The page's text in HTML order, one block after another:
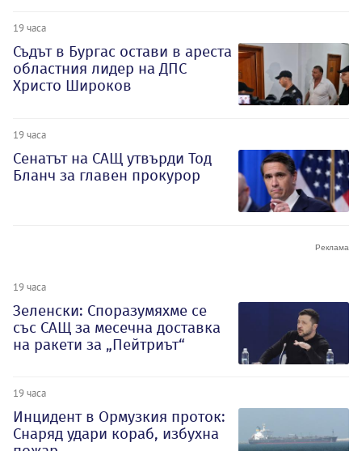
19 часа
Съдът в Бургас остави в ареста
областния лидер на ДПС
Христо Широков
19 часа
Сенатът на САЩ утвърди Тод
Бланч за главен прокурор
19 часа
Зеленски: Споразумяхме се
със САЩ за месечна доставка
на ракети за „Пейтриът“
19 часа
Инцидент в Ормузкия проток:
Снаряд удари кораб, избухна